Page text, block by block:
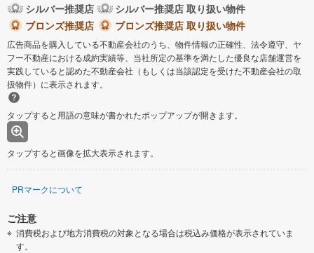
シルバー推奨店
シルバー推奨店 取り扱い物件
ブロンズ推奨店
ブロンズ推奨店 取り扱い物件
広告商品を購入している不動産会社のうち、物件情報の正確性、法令遵守、ヤ
フー不動産における成約実績等、当社所定の基準を満たした優良な店舗運営を
実践していると認めた不動産会社（もしくは当該認定を受けた不動産会社の取
扱物件）に表示されます。
タップすると用語の意味が書かれたポップアップが開きます。
タップすると画像を拡大表示されます。
PRマークについて
ご注意
消費税および地方消費税の対象となる場合は税込み価格が表示されていま
す。